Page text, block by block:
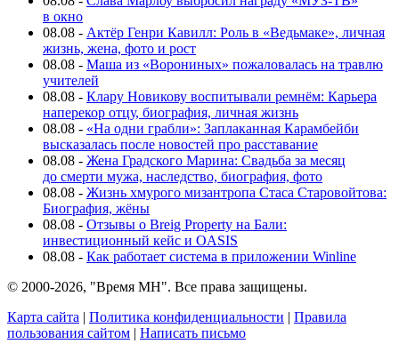
в окно
08.08 - Актёр Генри Кавилл: Роль в «Ведьмаке», личная
жизнь, жена, фото и рост
08.08 - Маша из «Ворониных» пожаловалась на травлю
учителей
08.08 - Клару Новикову воспитывали ремнём: Карьера
наперекор отцу, биография, личная жизнь
08.08 - «На одни грабли»: Заплаканная Карамбейби
высказалась после новостей про расставание
08.08 - Жена Градского Марина: Свадьба за месяц
до смерти мужа, наследство, биография, фото
08.08 - Жизнь хмурого мизантропа Стаса Старовойтова:
Биография, жёны
08.08 - Отзывы о Breig Property на Бали:
инвестиционный кейс и OASIS
08.08 - Как работает система в приложении Winline
© 2000-2026, "Время МН". Все права защищены.
Карта сайта | Политика конфиденциальности | Правила
пользования сайтом | Написать письмо